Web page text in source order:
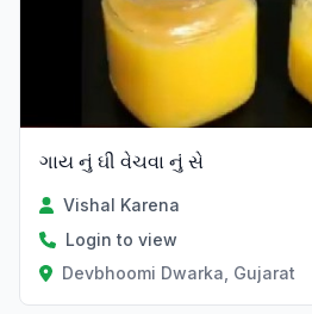
ગાય નું ઘી વેચવા નું સે
Vishal Karena
Login to view
Devbhoomi Dwarka, Gujarat